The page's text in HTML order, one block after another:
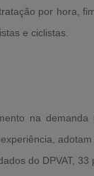
por hora,
e ciclistas.
na
do DPVAT,